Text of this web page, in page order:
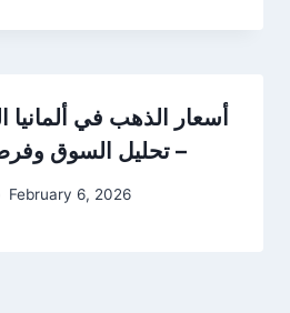
– تحليل السوق
February 6, 2026